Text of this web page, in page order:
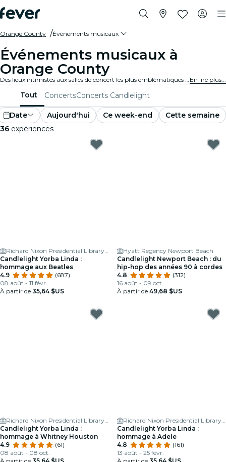
Orange County Événements musicaux
Événements musicaux à
Orange County
Des lieux intimistes aux salles de concert les plus emblématiques de la ville, Orange County vit au rythme de la musique et propose un large éventail d'événements pour tous les goûts et tous les styles. En lire plus...
Tout ConcertsConcerts Candlelight
Date Aujourd'hui Ce week-end
Cette semaine
36 expériences
Richard Nixon Presidential Library & Museum
Candlelight Yorba Linda :
hommage aux Beatles
4.9
(687)
08 août - 11 févr.
À partir de 35,64 $US
Hyatt Regency Newport Beach
Candlelight Newport Beach : du
hip-hop des années 90 à cordes
4.8
(312)
16 août - 09 oct.
À partir de 49,68 $US
Richard Nixon Presidential Library & Museum
Candlelight Yorba Linda :
hommage à Whitney Houston
4.9
(61)
08 août - 08 oct.
Richard Nixon Presidential Library & Museum
Candlelight Yorba Linda :
hommage à Adele
4.8
(161)
13 août - 25 févr.